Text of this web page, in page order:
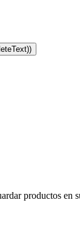
productos en